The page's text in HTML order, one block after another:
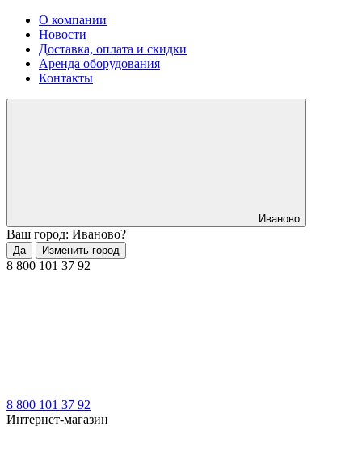
О компании
Новости
Доставка, оплата и скидки
Аренда оборудования
Контакты
Иваново
Ваш город: Иваново?
Да Изменить город
8 800 101 37 92
8 800 101 37 92
Интернет-магазин